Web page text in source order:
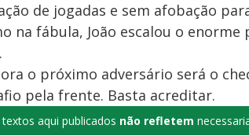
de jogadas e sem afobação
na fábula, João escalou o
o próximo adversário será o
pela frente. Basta acreditar.
textos aqui publicados não refletem